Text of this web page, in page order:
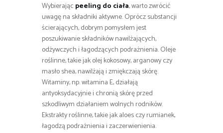
Wybierając peeling do ciała, warto zwrócić
uwagę na składniki aktywne. Oprócz substancji
ścierających, dobrym pomysłem jest
poszukiwanie składników nawilżających,
odżywczych i łagodzących podrażnienia. Oleje
roślinne, takie jak olej kokosowy, arganowy czy
masło shea, nawilżają i zmiękczają skórę.
Witaminy, np. witamina E, działają
antyoksydacyjnie i chronią skórę przed
szkodliwym działaniem wolnych rodników.
Ekstrakty roślinne, takie jak aloes czy rumianek,
łagodzą podrażnienia i zaczerwienienia.